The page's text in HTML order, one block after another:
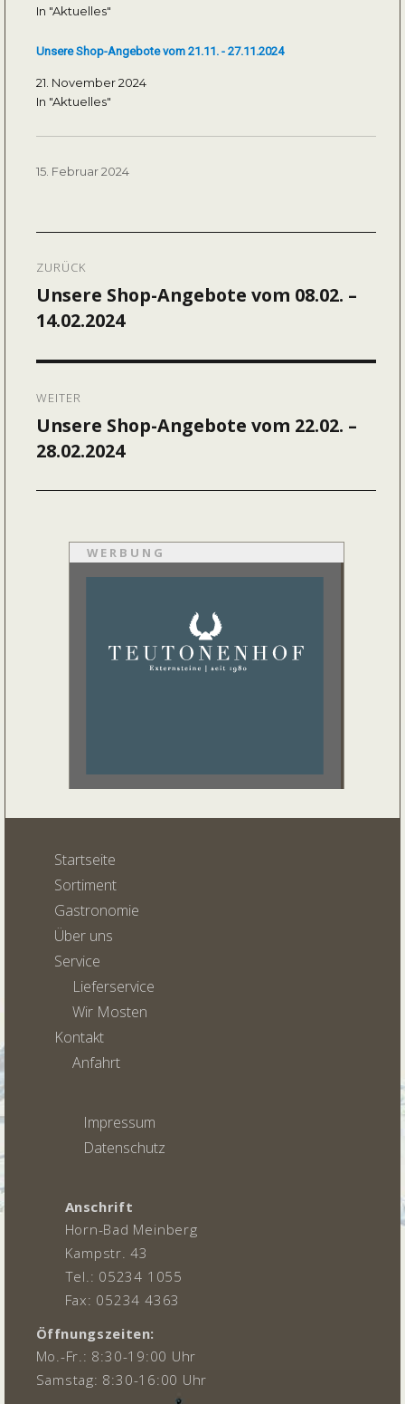
In "Aktuelles"
Unsere Shop-Angebote vom 21.11. - 27.11.2024
21. November 2024
In "Aktuelles"
Veröffentlicht
15. Februar 2024
ZURÜCK
Vorheriger
Beitrag:
Unsere Shop-Angebote vom 08.02. –
14.02.2024
WEITER
Nächster
Beitrag:
Unsere Shop-Angebote vom 22.02. –
28.02.2024
WERBUNG
Startseite
Sortiment
Gastronomie
Über uns
Service
Lieferservice
Wir Mosten
Kontakt
Anfahrt
Impressum
Datenschutz
Anschrift
Horn-Bad Meinberg
Kampstr. 43
Tel.: 05234 1055
Fax: 05234 4363
Öffnungszeiten:
Mo.-Fr.: 8:30-19:00 Uhr
Samstag: 8:30-16:00 Uhr